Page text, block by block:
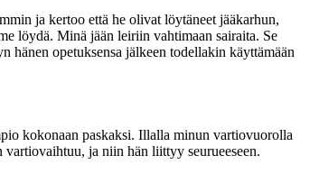
ja kertoo että he olivat löytäneet jääkarhun,
löydä. Minä jään leiriin vahtimaan sairaita. Se
hänen opetuksensa jälkeen todellakin käyttämään
kokonaan paskaksi. Illalla minun vartiovuorolla
ja niin hän liittyy seurueeseen.